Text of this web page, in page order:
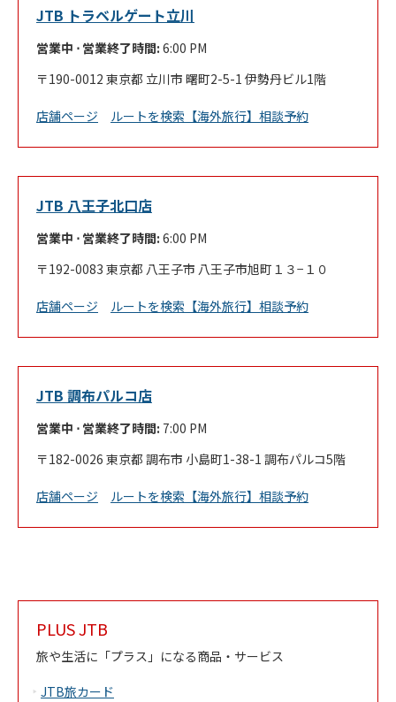
JTB トラベルゲート立川
営業中 ⋅ 営業終了時間: 6:00 PM
190-0012 東京都 立川市 曙町2-5-1 伊勢丹ビル1階
店舗ページ ルートを検索 Link Opens in New Tab
【海外旅行】相談予約
JTB 八王子北口店
営業中 ⋅ 営業終了時間: 6:00 PM
192-0083 東京都 八王子市 八王子市旭町１３−１０
店舗ページ ルートを検索 Link Opens in New Tab
【海外旅行】相談予約
JTB 調布パルコ店
営業中 ⋅ 営業終了時間: 7:00 PM
182-0026 東京都 調布市 小島町1-38-1 調布パルコ5階
店舗ページ ルートを検索 Link Opens in New Tab
【海外旅行】相談予約
PLUS JTB
旅や生活に「プラス」になる商品・サービス
JTB旅カード